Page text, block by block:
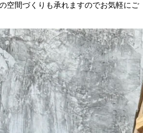
空間づくりも承れますのでお気軽にご